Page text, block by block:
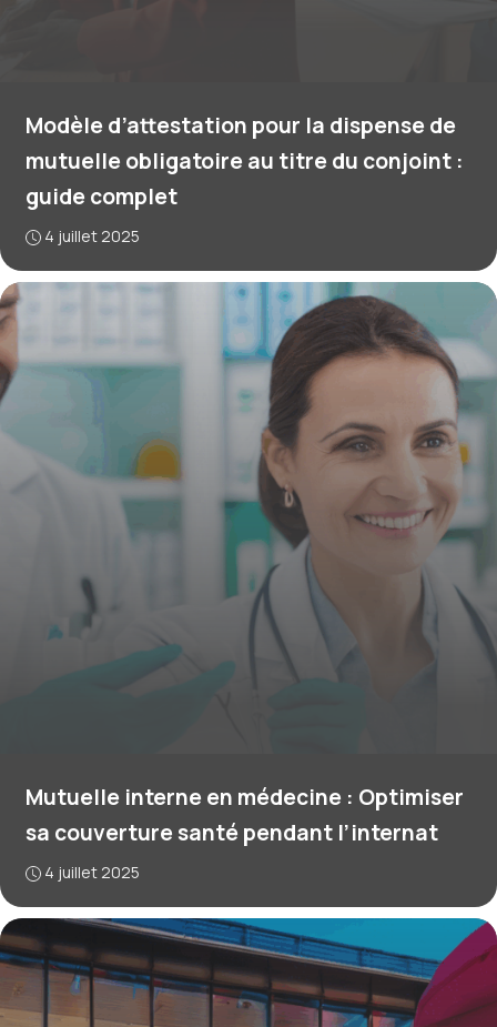
Modèle d’attestation pour la dispense de
mutuelle obligatoire au titre du conjoint :
guide complet
4 juillet 2025
Mutuelle interne en médecine : Optimiser
sa couverture santé pendant l’internat
4 juillet 2025